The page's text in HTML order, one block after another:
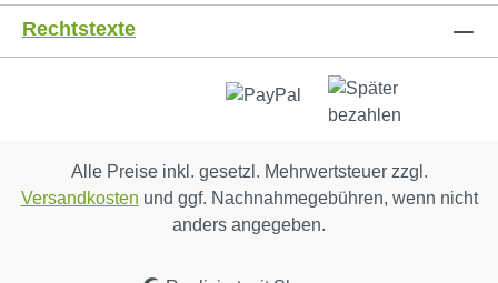
Rechtstexte
Alle Preise inkl. gesetzl. Mehrwertsteuer zzgl.
Versandkosten und ggf. Nachnahmegebühren, wenn nicht
anders angegeben.